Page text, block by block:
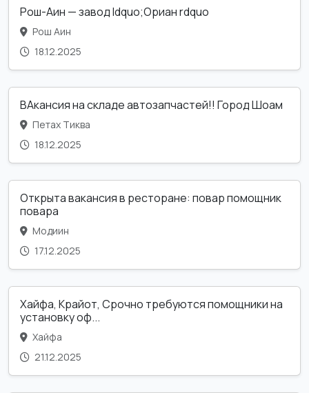
Рош-Аин — завод ldquo;Ориан rdquo
Рош Аин
18.12.2025
ВАкансия на складе автозапчастей!! Город Шоам
Петах Тиква
18.12.2025
Открыта вакансия в ресторане: повар помощник
повара
Модиин
17.12.2025
Хайфа, Крайот, Срочно требуются помощники на
установку оф...
Хайфа
21.12.2025